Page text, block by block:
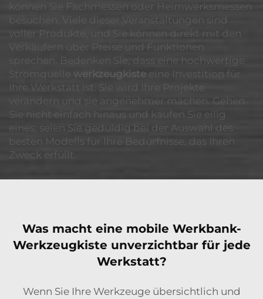
können Sie Fachmessen oder Heimwerksmessen
besuchen. Viele dieser Veranstaltungen sind
voller Produkte, und Sie können direkt mit den
Verkäufern über Preise und Funktionen
sprechen. Bedenken Sie, dass eine hochwertige
Stromquelle werkzeugkiste eine Investition für
Ihre Werkstatt ist. Sie wird Ihre Projekte
verändern und sie angenehmer machen. Gehen
Sie nicht einfach hinaus und kaufen Sie eilig
eines; seien Sie geduldig bei der Auswahl des
besten Modells für Ihre Bedürfnisse, das Ihren
Zweck erfüllt.
Was macht eine mobile Werkbank-
Werkzeugkiste unverzichtbar für jede
Werkstatt?
Wenn Sie Ihre Werkzeuge übersichtlich und